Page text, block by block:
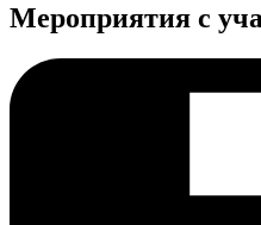
Мероприятия с